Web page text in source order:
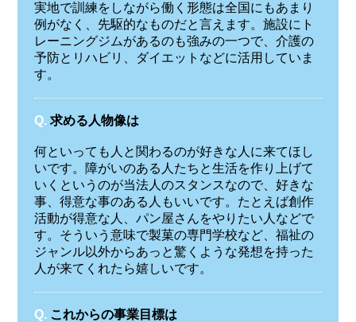
実地で訓練をしながら働く形態は全国にもあまり
例がなく、先駆的なものだと言えます。施設にト
レーニングジムがあるのも強みの一つで、介護の
予防とリハビリ、ダイエットなどに活用していま
す。
Q. 求める人物像は
何といっても人と関わるのが好きな人に来てほし
いです。障がいのある人たちと生活を作り上げて
いくというのが当法人のスタンスなので、好きな
事、得意な事のある人もいいです。たとえば創作
活動が得意な人、パン屋さんをやりたい人などで
す。そういう意味で製菓の専門学校など、福祉の
ジャンル以外からあっと驚くような発想を持った
人が来てくれたら嬉しいです。
Q. これからの事業目標は